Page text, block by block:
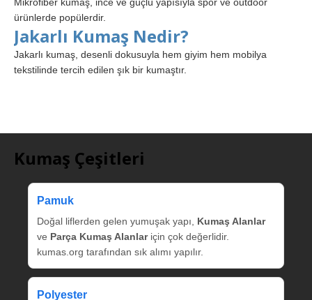
ürünlerde popülerdir.
Jakarlı Kumaş Nedir?
Jakarlı kumaş, desenli dokusuyla hem giyim hem mobilya
tekstilinde tercih edilen şık bir kumaştır.
Kumaş Çeşitleri
Pamuk
Doğal liflerden gelen yumuşak yapı, Kumaş Alanlar
ve Parça Kumaş Alanlariçin çok değerlidir.
kumas.org tarafından sık alımı yapılır.
Polyester